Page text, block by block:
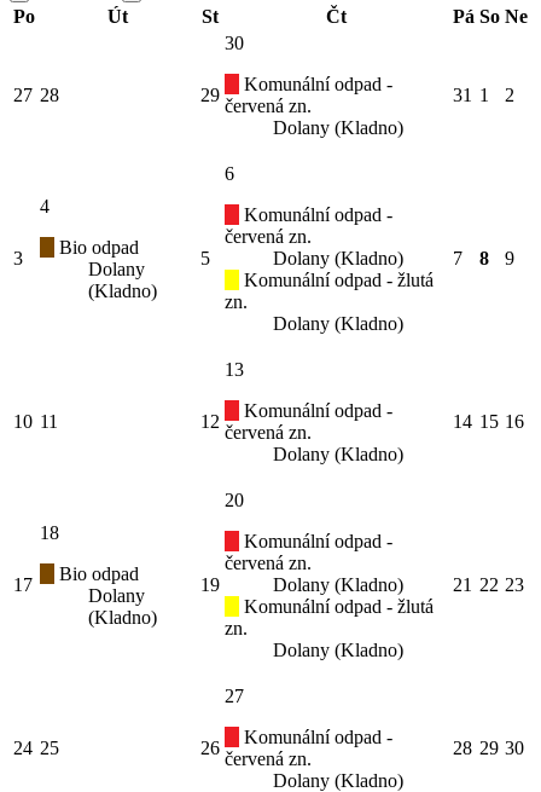
Po
Út St Čt Pá So Ne
27 28 29
30
Komunální odpad -
červená zn.
Dolany (Kladno)
31 1 2
3
4
Bio odpad
Dolany
(Kladno)
5
6
Komunální odpad -
červená zn.
Dolany (Kladno)
Komunální odpad - žlutá
zn.
Dolany (Kladno)
7 8 9
10 11 12
13
Komunální odpad -
červená zn.
Dolany (Kladno)
14 15 16
17
18
Bio odpad
Dolany
(Kladno)
19
20
Komunální odpad -
červená zn.
Dolany (Kladno)
Komunální odpad - žlutá
zn.
Dolany (Kladno)
21 22 23
24 25 26
27
Komunální odpad -
červená zn.
Dolany (Kladno)
28 29 30